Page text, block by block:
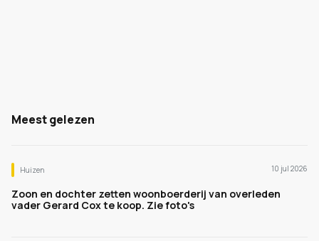
Meest gelezen
Huizen 10 jul 2026
Zoon en dochter zetten woonboerderij van overleden
vader Gerard Cox te koop. Zie foto's